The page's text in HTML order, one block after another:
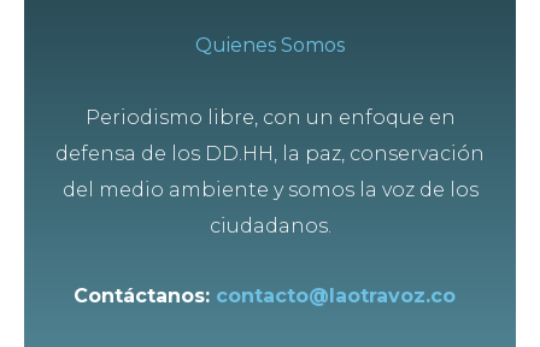
Quienes Somos
Periodismo libre, con un enfoque en
defensa de los DD.HH, la paz, conservación
del medio ambiente y somos la voz de los
ciudadanos.
Contáctanos: contacto@laotravoz.co